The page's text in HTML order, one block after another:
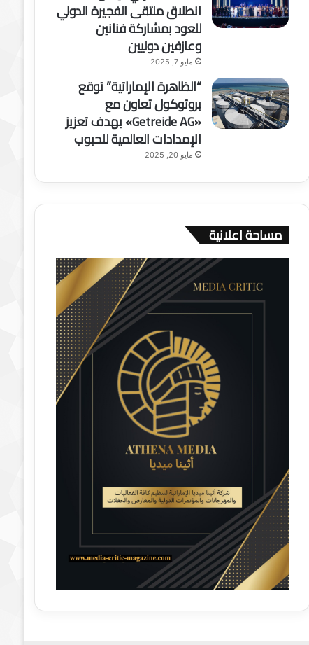
انطلاق ملتقى الفجيرة الدولي
للعود بمشاركة فنانين
وعازفين دوليين
مايو 7, 2025
“الظاهرة الإماراتية” توقع
بروتوكول تعاون مع
«Getreide AG» بهدف تعزيز
الإمدادات العالمية للحبوب
مايو 20, 2025
مساحة اعلانية